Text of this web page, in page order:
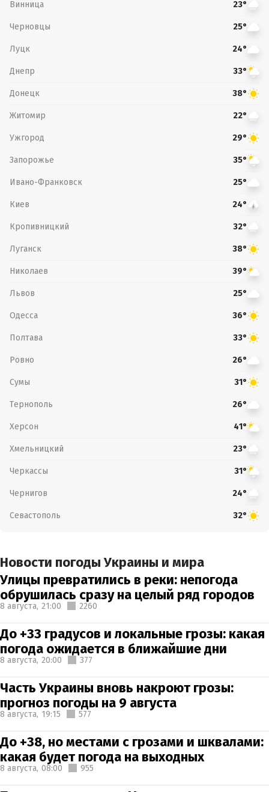
Винница 23°
Черновцы 25°
Луцк 24°
Днепр 33°
Донецк 38°
Житомир 22°
Ужгород 29°
Запорожье 35°
Ивано-Франковск 25°
Киев 24°
Кропивницкий 32°
Луганск 38°
Николаев 39°
Львов 25°
Одесса 36°
Полтава 33°
Ровно 26°
Сумы 31°
Тернополь 26°
Херсон 41°
Хмельницкий 23°
Черкассы 31°
Чернигов 24°
Севастополь 32°
Новости погоды Украины и мира
Улицы превратились в реки: непогода
обрушилась сразу на целый ряд городов
8 августа, 21:00 2260
До +33 градусов и локальные грозы: какая
погода ожидается в ближайшие дни
8 августа, 20:00 377
Часть Украины вновь накроют грозы:
прогноз погоды на 9 августа
8 августа, 19:15 577
До +38, но местами с грозами и шквалами:
какая будет погода на выходных
8 августа, 08:00 955